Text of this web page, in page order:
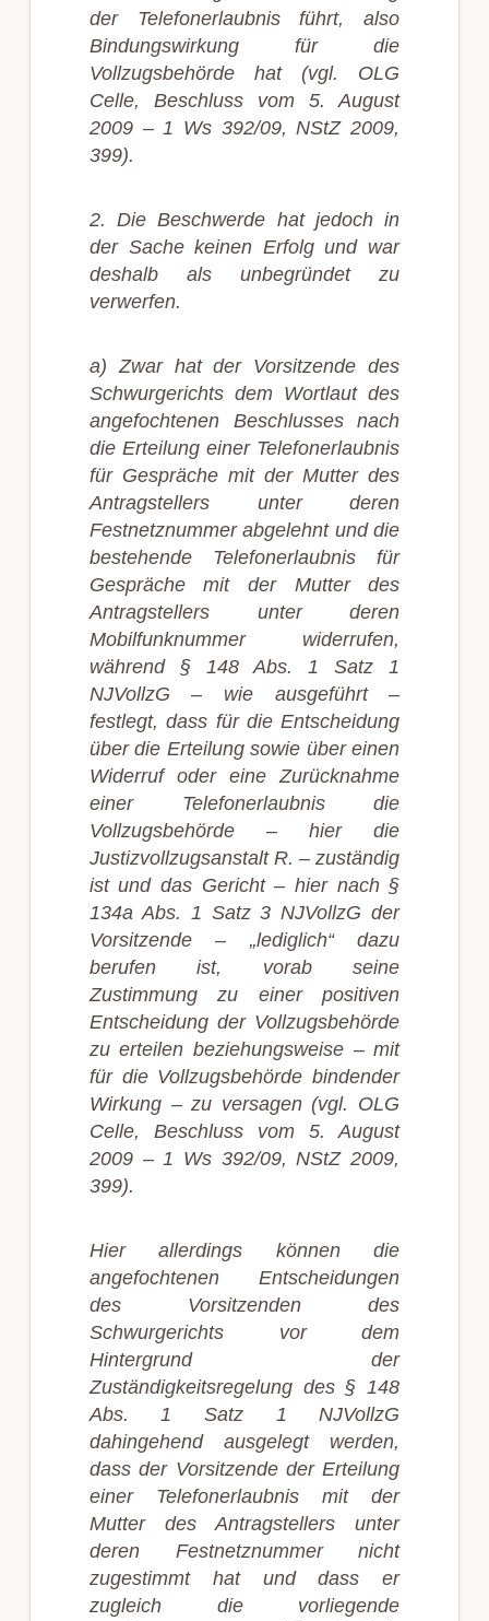
der Telefonerlaubnis führt, also
Bindungswirkung für die
Vollzugsbehörde hat (vgl. OLG
Celle, Beschluss vom 5. August
2009 – 1 Ws 392/09, NStZ 2009,
399).
2. Die Beschwerde hat jedoch in
der Sache keinen Erfolg und war
deshalb als unbegründet zu
verwerfen.
a) Zwar hat der Vorsitzende des
Schwurgerichts dem Wortlaut des
angefochtenen Beschlusses nach
die Erteilung einer Telefonerlaubnis
für Gespräche mit der Mutter des
Antragstellers unter deren
Festnetznummer abgelehnt und die
bestehende Telefonerlaubnis für
Gespräche mit der Mutter des
Antragstellers unter deren
Mobilfunknummer widerrufen,
während § 148 Abs. 1 Satz 1
NJVollzG – wie ausgeführt –
festlegt, dass für die Entscheidung
über die Erteilung sowie über einen
Widerruf oder eine Zurücknahme
einer Telefonerlaubnis die
Vollzugsbehörde – hier die
Justizvollzugsanstalt R. – zuständig
ist und das Gericht – hier nach §
134a Abs. 1 Satz 3 NJVollzG der
Vorsitzende – „lediglich“ dazu
berufen ist, vorab seine
Zustimmung zu einer positiven
Entscheidung der Vollzugsbehörde
zu erteilen beziehungsweise – mit
für die Vollzugsbehörde bindender
Wirkung – zu versagen (vgl. OLG
Celle, Beschluss vom 5. August
2009 – 1 Ws 392/09, NStZ 2009,
399).
Hier allerdings können die
angefochtenen Entscheidungen
des Vorsitzenden des
Schwurgerichts vor dem
Hintergrund der
Zuständigkeitsregelung des § 148
Abs. 1 Satz 1 NJVollzG
dahingehend ausgelegt werden,
dass der Vorsitzende der Erteilung
einer Telefonerlaubnis mit der
Mutter des Antragstellers unter
deren Festnetznummer nicht
zugestimmt hat und dass er
zugleich die vorliegende